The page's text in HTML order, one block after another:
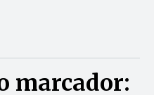
marcador: